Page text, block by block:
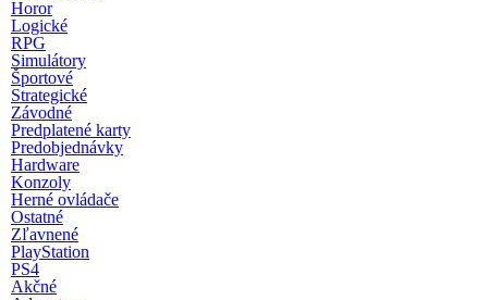
Horor
Logické
RPG
Simulátory
Športové
Strategické
Závodné
Predplatené karty
Predobjednávky
Hardware
Konzoly
Herné ovládače
Ostatné
Zľavnené
PlayStation
PS4
Akčné